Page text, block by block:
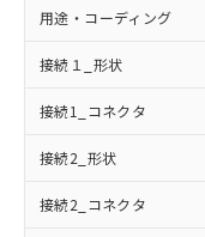
用途・コーディング
接続１_形状
接続1_コネクタ
接続2_形状
接続2_コネクタ